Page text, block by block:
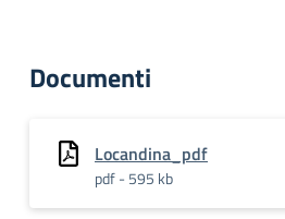
Documenti
Locandina_pdf
pdf - 595 kb